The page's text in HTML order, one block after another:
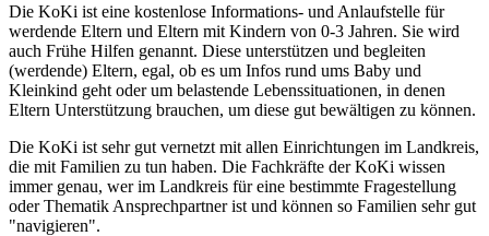
Die KoKi ist eine kostenlose Informations- und Anlaufstelle für
werdende Eltern und Eltern mit Kindern von 0-3 Jahren. Sie wird
auch Frühe Hilfen genannt. Diese unterstützen und begleiten
(werdende) Eltern, egal, ob es um Infos rund ums Baby und
Kleinkind geht oder um belastende Lebenssituationen, in denen
Eltern Unterstützung brauchen, um diese gut bewältigen zu können.
Die KoKi ist sehr gut vernetzt mit allen Einrichtungen im Landkreis,
die mit Familien zu tun haben. Die Fachkräfte der KoKi wissen
immer genau, wer im Landkreis für eine bestimmte Fragestellung
oder Thematik Ansprechpartner ist und können so Familien sehr gut
"navigieren".